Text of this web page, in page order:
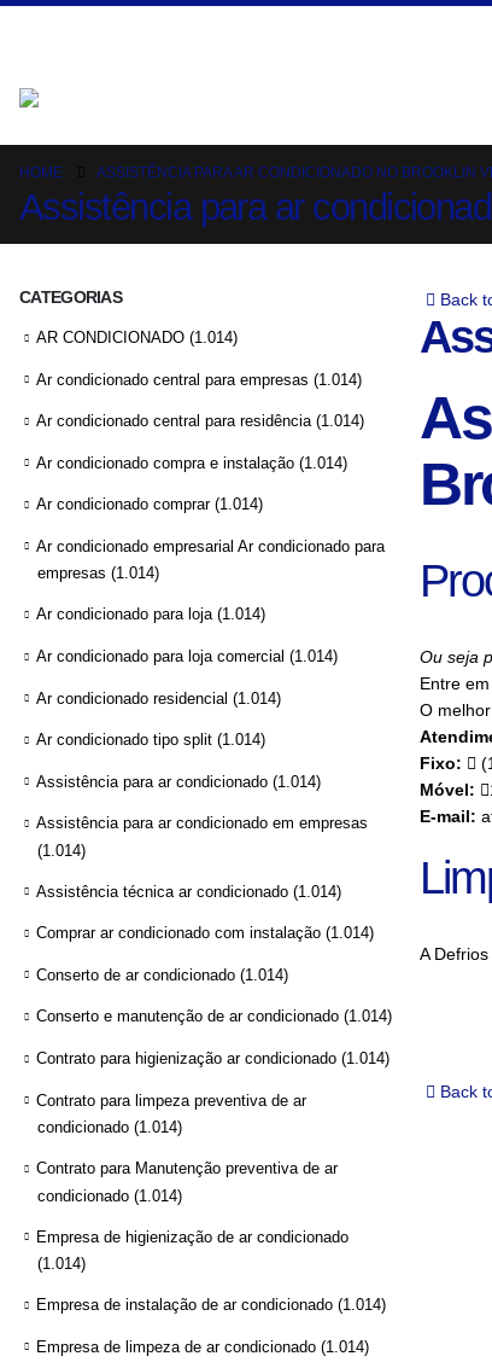
HOME ASSISTÊNCIA PARA AR CONDICIONADO NO BROOKLIN
Assistência para ar
Back
Ou seja
Entre
O
Fixo:
Móvel:
E-mail:
A
Back
CATEGORIAS
AR CONDICIONADO (1.014)
Ar condicionado central para empresas (1.014)
Ar condicionado central para residência(1.014)
Ar condicionado compra e instalação (1.014)
Ar condicionado comprar(1.014)
Ar condicionado empresarial Ar condicionado para
empresas (1.014)
Ar condicionado para loja(1.014)
Ar condicionado para loja comercial (1.014)
Ar condicionado residencial (1.014)
Ar condicionado tipo split (1.014)
Assistência para ar condicionado (1.014)
Assistência para ar condicionado em empresas
(1.014)
Assistência técnica ar condicionado (1.014)
Comprar ar condicionado com instalação (1.014)
Conserto de ar condicionado (1.014)
Conserto e manutenção de ar condicionado (1.014)
Contrato para higienização ar condicionado (1.014)
Contrato para limpeza preventiva de ar
condicionado (1.014)
Contrato para Manutenção preventiva de ar
condicionado (1.014)
Empresa de higienização de ar condicionado
(1.014)
Empresa de instalação de ar condicionado (1.014)
Empresa de limpeza de ar condicionado (1.014)